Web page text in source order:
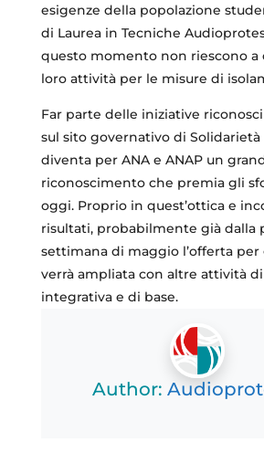
esigenze della popolazione
di Laurea in Tecniche
questo momento non riescono a
loro attività per le misure di
Far parte delle iniziative
sul sito governativo di
diventa per ANA e ANAP un
riconoscimento che premia gli
oggi. Proprio in quest’ottica e
risultati, probabilmente già dalla
settimana di maggio l’offerta
verrà ampliata con altre attività
integrativa e di base.
Author: